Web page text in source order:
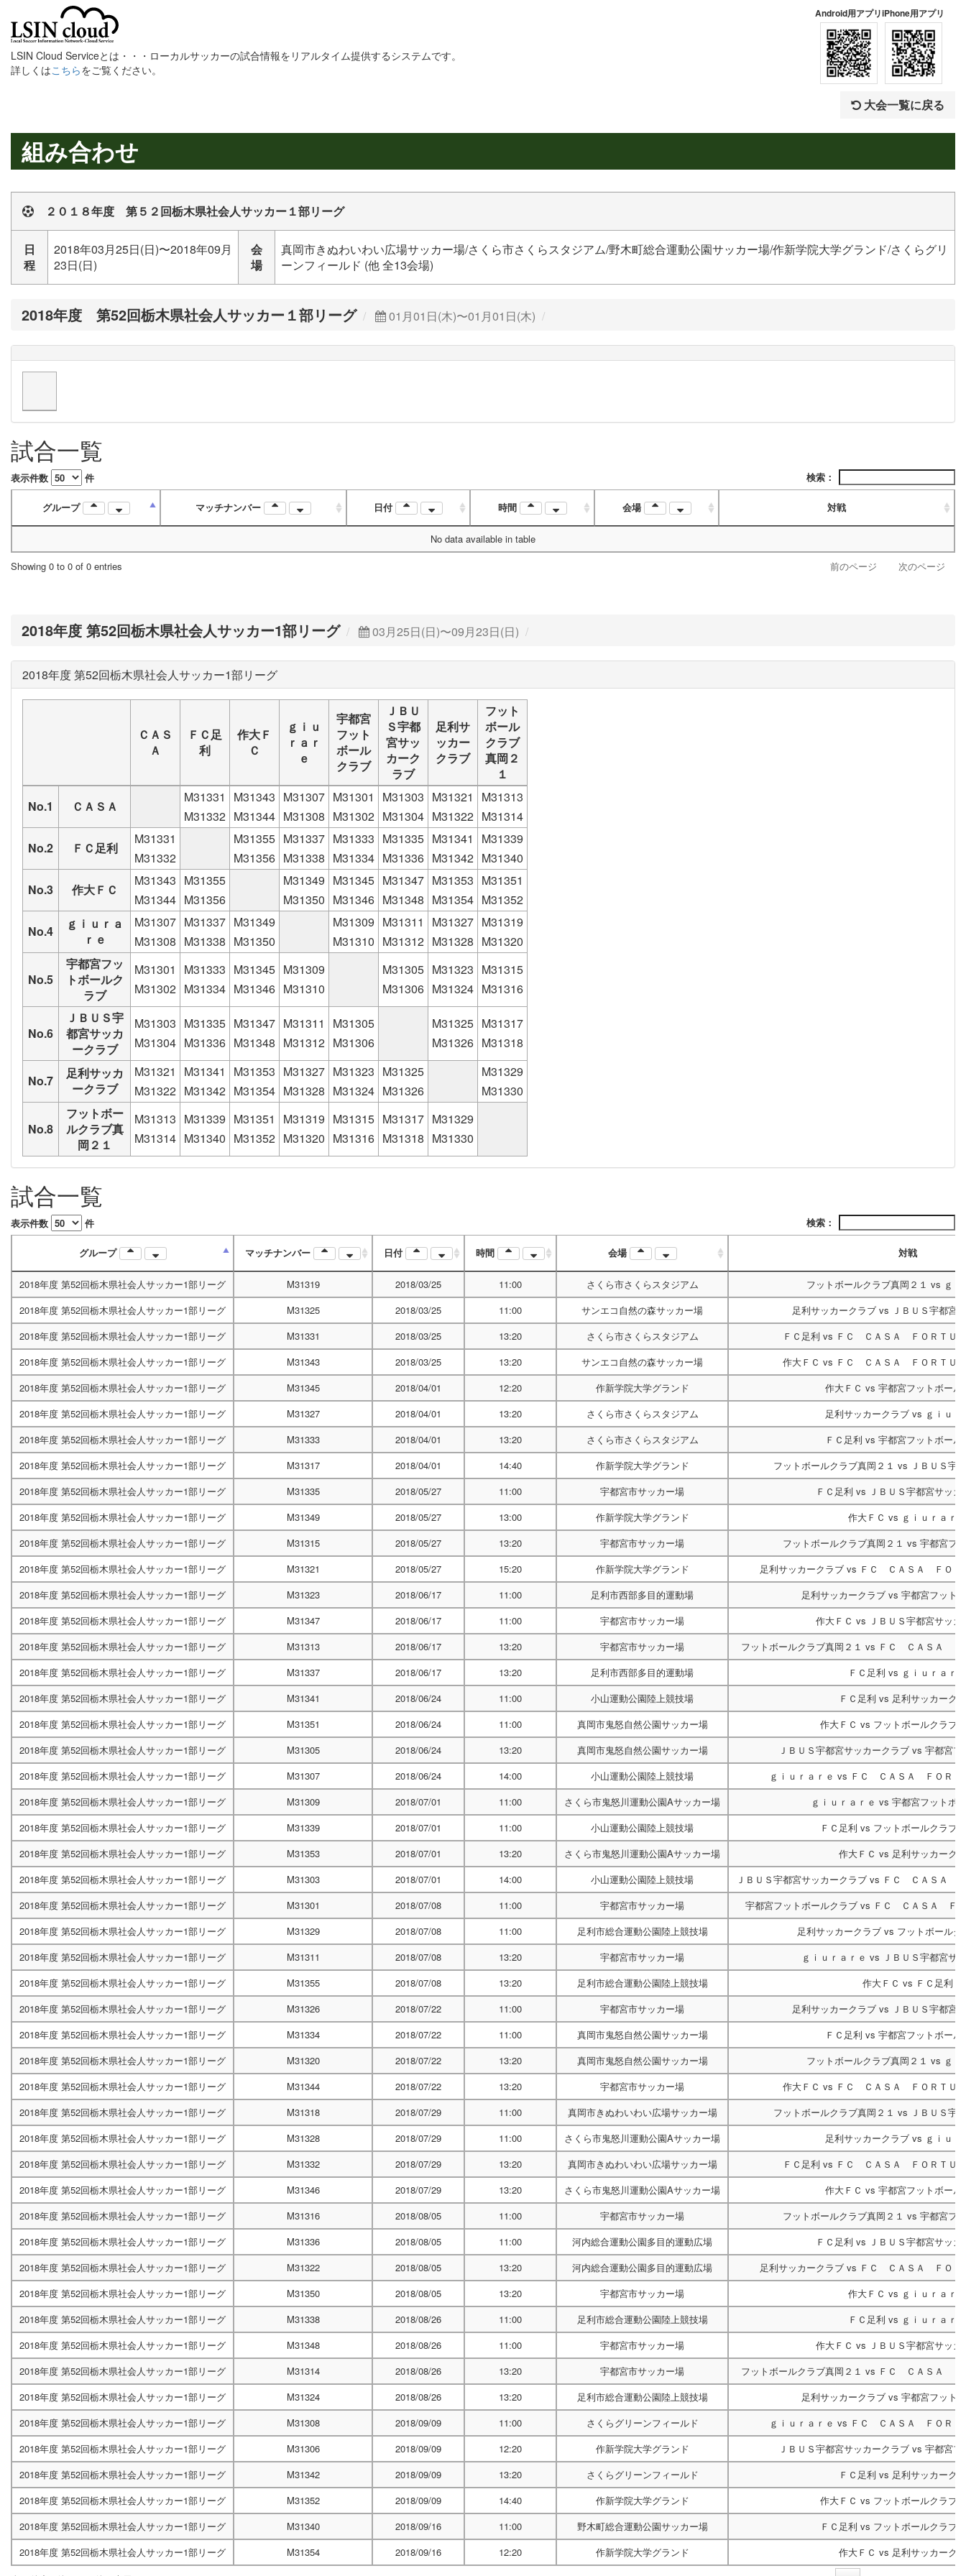
LSIN Cloud Serviceとは・・・ローカルサッカーの試合情報をリアルタイム提供するシステムです。
詳しくはこちらをご覧ください。
Android用アプリiPhone用アプリ
大会一覧に戻る
組み合わせ
２０１８年度 第５２回栃木県社会人サッカー１部リーグ
日
程
2018年03月25日(日)〜2018年09月
23日(日)
会
場
真岡市きぬわいわい広場サッカー場/さくら市さくらスタジアム/野木町総合運動公園サッカー場/作新学院大学グランド/さくらグリ
ーンフィールド (他 全13会場)
2018年度 第52回栃木県社会人サッカー１部リーグ 01月01日(木)〜01月01日(木)
試合一覧
表示件数 件 検索：
グループ マッチナンバー 日付 時間 会場 対戦
No data available in table
Showing 0 to 0 of 0 entries
前のページ 次のページ
2018年度 第52回栃木県社会人サッカー1部リーグ 03月25日(日)〜09月23日(日)
2018年度 第52回栃木県社会人サッカー1部リーグ
ＣＡＳ
Ａ
ＦＣ足
利
作大Ｆ
Ｃ
ｇｉｕ
ｒａｒ
ｅ
宇都宮
フット
ボール
クラブ
ＪＢＵ
Ｓ宇都
宮サッ
カーク
ラブ
足利サ
ッカー
クラブ
フット
ボール
クラブ
真岡２
１
No.1
ＣＡＳＡ
M31331
M31332
M31343
M31344
M31307
M31308
M31301
M31302
M31303
M31304
M31321
M31322
M31313
M31314
No.2
ＦＣ足利
M31331
M31332
M31355
M31356
M31337
M31338
M31333
M31334
M31335
M31336
M31341
M31342
M31339
M31340
No.3
作大ＦＣ
M31343
M31344
M31355
M31356
M31349
M31350
M31345
M31346
M31347
M31348
M31353
M31354
M31351
M31352
No.4
ｇｉｕｒａ
ｒｅ
M31307
M31308
M31337
M31338
M31349
M31350
M31309
M31310
M31311
M31312
M31327
M31328
M31319
M31320
No.5
宇都宮フッ
トボールク
ラブ
M31301
M31302
M31333
M31334
M31345
M31346
M31309
M31310
M31305
M31306
M31323
M31324
M31315
M31316
No.6
ＪＢＵＳ宇
都宮サッカ
ークラブ
M31303
M31304
M31335
M31336
M31347
M31348
M31311
M31312
M31305
M31306
M31325
M31326
M31317
M31318
No.7
足利サッカ
ークラブ
M31321
M31322
M31341
M31342
M31353
M31354
M31327
M31328
M31323
M31324
M31325
M31326
M31329
M31330
No.8
フットボー
ルクラブ真
岡２１
M31313
M31314
M31339
M31340
M31351
M31352
M31319
M31320
M31315
M31316
M31317
M31318
M31329
M31330
試合一覧
表示件数 件 検索：
グループ マッチナンバー 日付 時間 会場 対戦
2018年度 第52回栃木県社会人サッカー1部リーグ M31319 2018/03/25 11:00 さくら市さくらスタジアム フットボールクラブ真岡２１ vs ｇ
2018年度 第52回栃木県社会人サッカー1部リーグ
M31325 2018/03/25 11:00 サンエコ自然の森サッカー場 足利サッカークラブ vs ＪＢＵＳ宇都宮
2018年度 第52回栃木県社会人サッカー1部リーグ
M31331 2018/03/25 13:20 さくら市さくらスタジアム ＦＣ足利 vs ＦＣ ＣＡＳＡ ＦＯＲＴＵ
2018年度 第52回栃木県社会人サッカー1部リーグ
M31343 2018/03/25 13:20 サンエコ自然の森サッカー場 作大ＦＣ vs ＦＣ ＣＡＳＡ ＦＯＲＴＵ
2018年度 第52回栃木県社会人サッカー1部リーグ
M31345 2018/04/01 12:20 作新学院大学グランド 作大ＦＣ vs 宇都宮フットボール
2018年度 第52回栃木県社会人サッカー1部リーグ
M31327 2018/04/01 13:20 さくら市さくらスタジアム 足利サッカークラブvs ｇｉｕｒ
2018年度 第52回栃木県社会人サッカー1部リーグ
M31333 2018/04/01 13:20 さくら市さくらスタジアム ＦＣ足利 vs 宇都宮フットボール
2018年度 第52回栃木県社会人サッカー1部リーグ
M31317 2018/04/01 14:40 作新学院大学グランド フットボールクラブ真岡２１ vs ＪＢＵＳ宇
2018年度 第52回栃木県社会人サッカー1部リーグ
M31335 2018/05/27 11:00 宇都宮市サッカー場 ＦＣ足利 vs ＪＢＵＳ宇都宮サッカ
2018年度 第52回栃木県社会人サッカー1部リーグ
M31349 2018/05/27 13:00 作新学院大学グランド 作大ＦＣ vs ｇｉｕｒａｒｅ
2018年度 第52回栃木県社会人サッカー1部リーグ
M31315 2018/05/27 13:20 宇都宮市サッカー場 フットボールクラブ真岡２１ vs 宇都宮フ
2018年度 第52回栃木県社会人サッカー1部リーグ
M31321 2018/05/27 15:20 作新学院大学グランド 足利サッカークラブvs ＦＣ ＣＡＳＡ ＦＯＲ
2018年度 第52回栃木県社会人サッカー1部リーグ
M31323 2018/06/17 11:00 足利市西部多目的運動場 足利サッカークラブ vs 宇都宮フット
2018年度 第52回栃木県社会人サッカー1部リーグ
M31347 2018/06/17 11:00 宇都宮市サッカー場 作大ＦＣ vs ＪＢＵＳ宇都宮サッカ
2018年度 第52回栃木県社会人サッカー1部リーグ
M31313 2018/06/17 13:20 宇都宮市サッカー場 フットボールクラブ真岡２１ vs ＦＣ ＣＡＳＡ Ｆ
2018年度 第52回栃木県社会人サッカー1部リーグ
M31337 2018/06/17 13:20 足利市西部多目的運動場 ＦＣ足利 vs ｇｉｕｒａｒｅ
2018年度 第52回栃木県社会人サッカー1部リーグ
M31341 2018/06/24 11:00 小山運動公園陸上競技場 ＦＣ足利 vs 足利サッカーク
2018年度 第52回栃木県社会人サッカー1部リーグ
M31351 2018/06/24 11:00 真岡市鬼怒自然公園サッカー場 作大ＦＣ vs フットボールクラブ
2018年度 第52回栃木県社会人サッカー1部リーグ
M31305 2018/06/24 13:20 真岡市鬼怒自然公園サッカー場 ＪＢＵＳ宇都宮サッカークラブvs 宇都宮フ
2018年度 第52回栃木県社会人サッカー1部リーグ
M31307 2018/06/24 14:00 小山運動公園陸上競技場 ｇｉｕｒａｒｅ vs ＦＣ ＣＡＳＡ ＦＯＲＴ
2018年度 第52回栃木県社会人サッカー1部リーグ
M31309 2018/07/01 11:00 さくら市鬼怒川運動公園Aサッカー場 ｇｉｕｒａｒｅ vs 宇都宮フットボ
2018年度 第52回栃木県社会人サッカー1部リーグ
M31339 2018/07/01 11:00 小山運動公園陸上競技場 ＦＣ足利 vs フットボールクラブ
2018年度 第52回栃木県社会人サッカー1部リーグ
M31353 2018/07/01 13:20 さくら市鬼怒川運動公園Aサッカー場 作大ＦＣ vs 足利サッカーク
2018年度 第52回栃木県社会人サッカー1部リーグ
M31303 2018/07/01 14:00 小山運動公園陸上競技場 ＪＢＵＳ宇都宮サッカークラブ vs ＦＣ ＣＡＳＡ
2018年度 第52回栃木県社会人サッカー1部リーグ
M31301 2018/07/08 11:00 宇都宮市サッカー場 宇都宮フットボールクラブ vs ＦＣ ＣＡＳＡ Ｆ
2018年度 第52回栃木県社会人サッカー1部リーグ
M31329 2018/07/08 11:00 足利市総合運動公園陸上競技場 足利サッカークラブvs フットボールク
2018年度 第52回栃木県社会人サッカー1部リーグ
M31311 2018/07/08 13:20 宇都宮市サッカー場 ｇｉｕｒａｒｅ vs ＪＢＵＳ宇都宮サ
2018年度 第52回栃木県社会人サッカー1部リーグ
M31355 2018/07/08 13:20 足利市総合運動公園陸上競技場 作大ＦＣ vs ＦＣ足利
2018年度 第52回栃木県社会人サッカー1部リーグ
M31326 2018/07/22 11:00 宇都宮市サッカー場 足利サッカークラブ vs ＪＢＵＳ宇都宮
2018年度 第52回栃木県社会人サッカー1部リーグ
M31334 2018/07/22 11:00 真岡市鬼怒自然公園サッカー場 ＦＣ足利 vs 宇都宮フットボール
2018年度 第52回栃木県社会人サッカー1部リーグ
M31320 2018/07/22 13:20 真岡市鬼怒自然公園サッカー場 フットボールクラブ真岡２１ vs ｇ
2018年度 第52回栃木県社会人サッカー1部リーグ
M31344 2018/07/22 13:20 宇都宮市サッカー場 作大ＦＣ vs ＦＣ ＣＡＳＡ ＦＯＲＴＵ
2018年度 第52回栃木県社会人サッカー1部リーグ
M31318 2018/07/29 11:00 真岡市きぬわいわい広場サッカー場 フットボールクラブ真岡２１ vs ＪＢＵＳ宇
2018年度 第52回栃木県社会人サッカー1部リーグ
M31328 2018/07/29 11:00 さくら市鬼怒川運動公園Aサッカー場 足利サッカークラブvs ｇｉｕｒ
2018年度 第52回栃木県社会人サッカー1部リーグ
M31332 2018/07/29 13:20 真岡市きぬわいわい広場サッカー場 ＦＣ足利 vs ＦＣ ＣＡＳＡ ＦＯＲＴＵ
2018年度 第52回栃木県社会人サッカー1部リーグ
M31346 2018/07/29 13:20 さくら市鬼怒川運動公園Aサッカー場 作大ＦＣ vs 宇都宮フットボール
2018年度 第52回栃木県社会人サッカー1部リーグ
M31316 2018/08/05 11:00 宇都宮市サッカー場 フットボールクラブ真岡２１ vs 宇都宮フ
2018年度 第52回栃木県社会人サッカー1部リーグ
M31336 2018/08/05 11:00 河内総合運動公園多目的運動広場 ＦＣ足利 vs ＪＢＵＳ宇都宮サッカ
2018年度 第52回栃木県社会人サッカー1部リーグ
M31322 2018/08/05 13:20 河内総合運動公園多目的運動広場 足利サッカークラブvs ＦＣ ＣＡＳＡ ＦＯＲ
2018年度 第52回栃木県社会人サッカー1部リーグ
M31350 2018/08/05 13:20 宇都宮市サッカー場 作大ＦＣ vs ｇｉｕｒａｒｅ
2018年度 第52回栃木県社会人サッカー1部リーグ
M31338 2018/08/26 11:00 足利市総合運動公園陸上競技場 ＦＣ足利 vs ｇｉｕｒａｒｅ
2018年度 第52回栃木県社会人サッカー1部リーグ
M31348 2018/08/26 11:00 宇都宮市サッカー場 作大ＦＣ vs ＪＢＵＳ宇都宮サッカ
2018年度 第52回栃木県社会人サッカー1部リーグ
M31314 2018/08/26 13:20 宇都宮市サッカー場 フットボールクラブ真岡２１ vs ＦＣ ＣＡＳＡ Ｆ
2018年度 第52回栃木県社会人サッカー1部リーグ
M31324 2018/08/26 13:20 足利市総合運動公園陸上競技場 足利サッカークラブ vs 宇都宮フット
2018年度 第52回栃木県社会人サッカー1部リーグ
M31308 2018/09/09 11:00 さくらグリーンフィールド ｇｉｕｒａｒｅ vs ＦＣ ＣＡＳＡ ＦＯＲＴ
2018年度 第52回栃木県社会人サッカー1部リーグ
M31306 2018/09/09 12:20 作新学院大学グランド ＪＢＵＳ宇都宮サッカークラブvs 宇都宮フ
2018年度 第52回栃木県社会人サッカー1部リーグ
M31342 2018/09/09 13:20 さくらグリーンフィールド ＦＣ足利 vs 足利サッカーク
2018年度 第52回栃木県社会人サッカー1部リーグ
M31352 2018/09/09 14:40 作新学院大学グランド 作大ＦＣ vs フットボールクラブ
2018年度 第52回栃木県社会人サッカー1部リーグ
M31340 2018/09/16 11:00 野木町総合運動公園サッカー場 ＦＣ足利 vs フットボールクラブ
2018年度 第52回栃木県社会人サッカー1部リーグ
M31354 2018/09/16 12:20 作新学院大学グランド 作大ＦＣ vs 足利サッカーク